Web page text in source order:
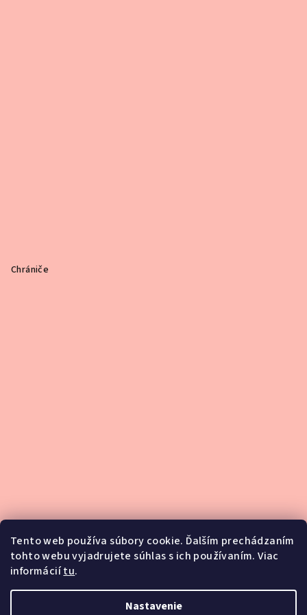
Tento web používa súbory cookie. Ďalším prechádzaním
tohto webu vyjadrujete súhlas s ich používaním. Viac
informáciítu.
Nastavenie
Chrániče
Podsedlové dečky
Blog